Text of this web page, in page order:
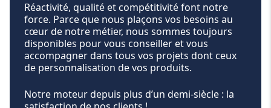
Réactivité, qualité et compétitivité font notre
force. Parce que nous plaçons vos besoins au
cœur de notre métier, nous sommes toujours
disponibles pour vous conseiller et vous
accompagner dans tous vos projets dont ceux
de personnalisation de vos produits.
Notre moteur depuis plus d’un demi-siècle : la